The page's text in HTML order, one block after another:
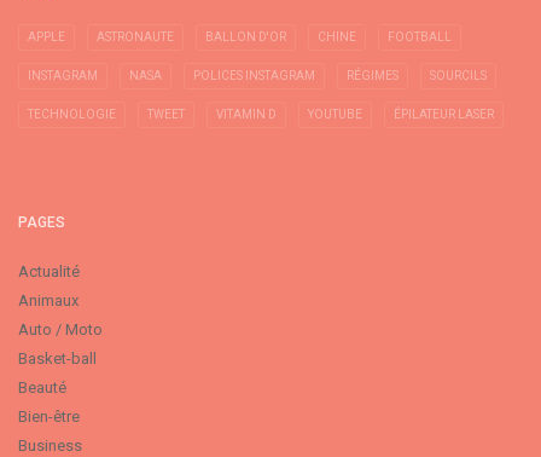
APPLE ASTRONAUTE BALLON D'OR CHINE FOOTBALL
INSTAGRAM NASA POLICES INSTAGRAM RÉGIMES SOURCILS
TECHNOLOGIE TWEET VITAMIN D YOUTUBE ÉPILATEUR LASER
PAGES
Actualité
Animaux
Auto / Moto
Basket-ball
Beauté
Bien-être
Business